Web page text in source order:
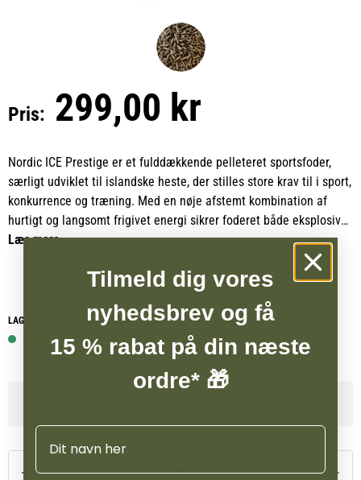
Pris: 299,00 kr
Nordic ICE Prestige er et fulddækkende pelleteret sportsfoder,
særligt udviklet til islandske heste, der stilles store krav til i sport,
konkurrence og træning. Med en nøje afstemt kombination af
hurtigt og langsomt frigivet energi sikrer foderet både eksplosiv
kraft og langvarig udholdenhed, uden at hesten bliver for varm.
Samtidig er det kornfrit og baseret på letfordøjelige råvarer af
højeste kvalitet, som understøtter både præstationsevne og
ICE Prestige er tilsat tang, hyben og MSM, som giver ekstra støtte
til islænderens hud, pels og hove, samt bidrager til sunde led og
bindevæv. Indholdet af selen er tilpasset netop den islandske
marietidsel, havtorn og rosmarin, styrker leverfunktionen,
stofskiftet og tilfører et højt indhold af antioxidanter, mens
roefibre fremmer en sund fordøjelse.
Læs mere
LAGERSTATUS WEBSHOP
14 på lager
Tilmeld dig vores
nyhedsbrev og få
15 % rabat på din næste
ordre* 🎁
Navn